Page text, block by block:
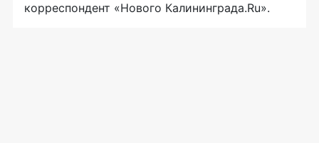
корреспондент «Нового Калининграда.Ru».